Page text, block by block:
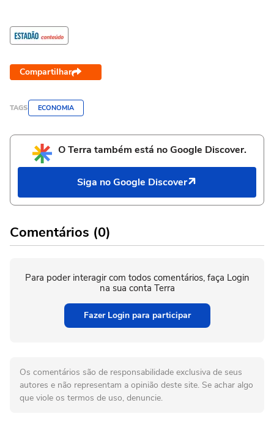
Compartilhar
TAGS ECONOMIA
O Terra também está no Google Discover.
Siga no Google Discover
Comentários (0)
Para poder interagir com todos comentários, faça Login
na sua conta Terra
Fazer Login para participar
Os comentários são de responsabilidade exclusiva de seus
autores e não representam a opinião deste site. Se achar algo
que viole os termos de uso, denuncie.